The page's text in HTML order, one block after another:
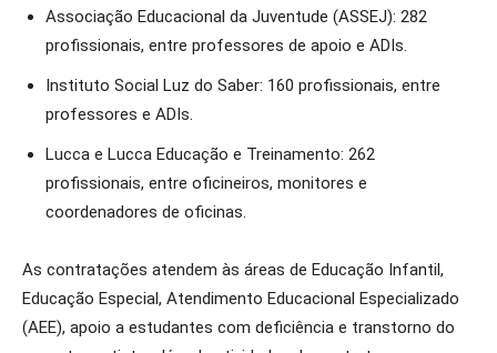
Associação Educacional da Juventude (ASSEJ): 282
profissionais, entre professores de apoio e ADIs.
Instituto Social Luz do Saber: 160 profissionais, entre
professores e ADIs.
Lucca e Lucca Educação e Treinamento: 262
profissionais, entre oficineiros, monitores e
coordenadores de oficinas.
As contratações atendem às áreas de Educação Infantil,
Educação Especial, Atendimento Educacional Especializado
(AEE), apoio a estudantes com deficiência e transtorno do